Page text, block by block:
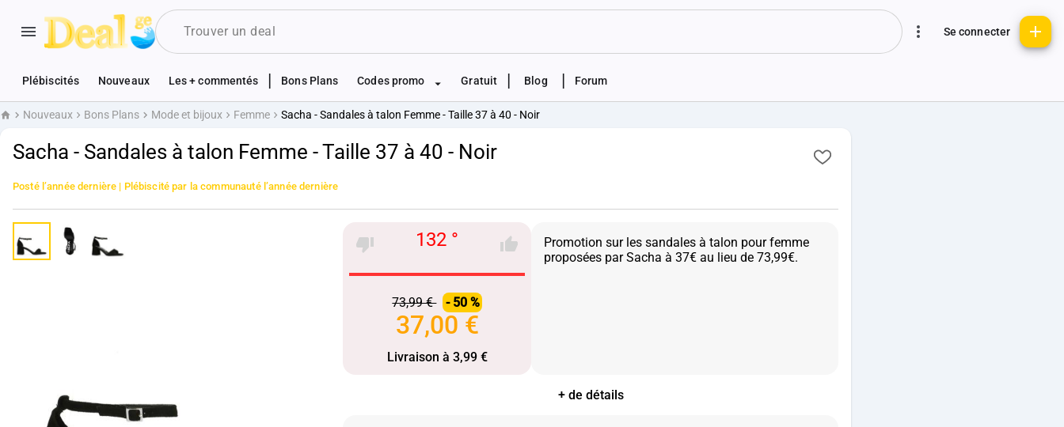
Se connecter
Plébiscités Nouveaux Les + commentés Bons Plans Codes promo Gratuit Blog Forum
AccueilNouveaux Bons Plans Mode et bijoux Femme Sacha - Sandales à talon Femme - Taille 37 à 40 - Noir
Sacha - Sandales à talon Femme - Taille 37 à 40 - Noir
Posté l’année dernière | Plébiscité par la communauté l’année dernière
132 °
73,99 € - 50 %
37,00 €
Livraison à 3,99 €
Promotion sur les sandales à talon pour femme
+ de détails